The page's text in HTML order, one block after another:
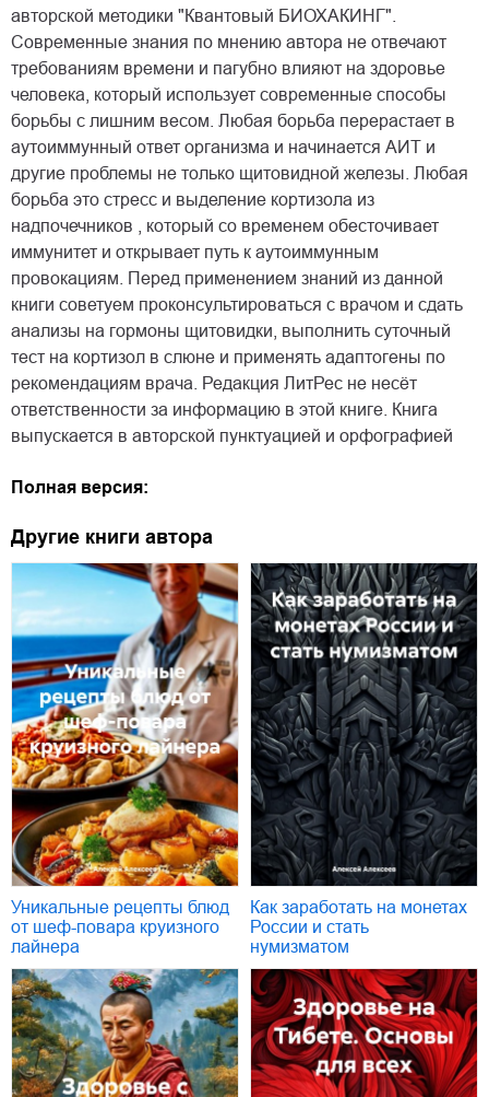
авторской методики "Квантовый БИОХАКИНГ".
Современные знания по мнению автора не отвечают
требованиям времени и пагубно влияют на здоровье
человека, который использует современные способы
борьбы с лишним весом. Любая борьба перерастает в
аутоиммунный ответ организма и начинается АИТ и
другие проблемы не только щитовидной железы. Любая
борьба это стресс и выделение кортизола из
надпочечников , который со временем обесточивает
иммунитет и открывает путь к аутоиммунным
провокациям. Перед применением знаний из данной
книги советуем проконсультироваться с врачом и сдать
анализы на гормоны щитовидки, выполнить суточный
тест на кортизол в слюне и применять адаптогены по
рекомендациям врача. Редакция ЛитРес не несёт
ответственности за информацию в этой книге. Книга
выпускается в авторской пунктуацией и орфографией
Полная версия:
Другие книги автора
Уникальные рецепты блюд
от шеф-повара круизного
лайнера
Как заработать на монетах
России и стать
нумизматом